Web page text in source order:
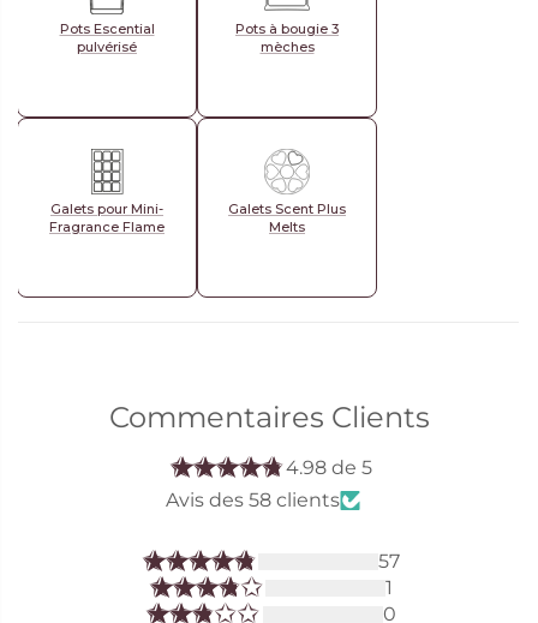
Pots Escential
pulvérisé
Pots à bougie 3
mèches
Galets pour Mini-
Fragrance Flame
Galets Scent Plus
Melts
Commentaires Clients
4.98 de 5
Avis des 58 clients
57
1
0